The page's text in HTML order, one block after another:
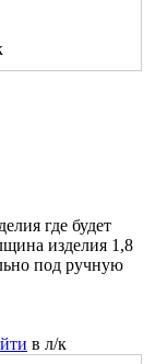
где будет
изделия 1,8
под ручную
в л/к